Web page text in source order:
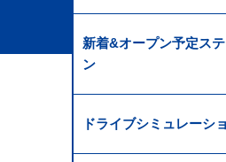
新着&オープン予定ス
ン
ドライブシミュレーシ